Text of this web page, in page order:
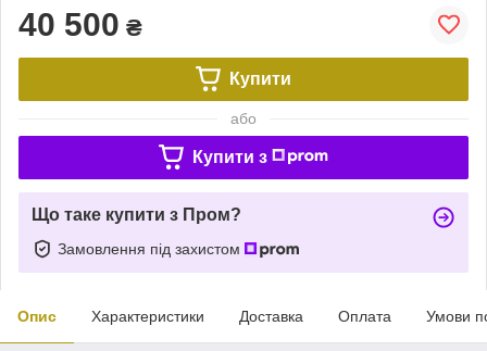
40 500 ₴
Купити
або
Купити з
Що таке купити з Пром?
Замовлення під захистом
Опис Характеристики Доставка Оплата Умови